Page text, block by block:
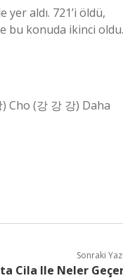
aldı. 721’i öldü,
bu konuda ikinci oldu.
Cho (강 강 강) Daha
Sonraki
Cila Ile Neler